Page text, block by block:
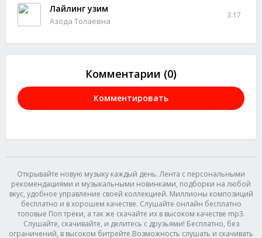
Лайлинг узим
Азода Толаевна
3:17
Комментарии (0)
Комментировать
Открывайте новую музыку каждый день. Лента с персональными
рекомендациями и музыкальными новинками, подборки на любой
вкус, удобное управление своей коллекцией. Миллионы композиций
бесплатно и в хорошем качестве. Слушайте онлайн бесплатно
топовые Поп треки, а так же скачайте их в высоком качестве mp3.
Слушайте, скачивайте, и делитесь с друзьями! Бесплатно, без
ограничений, в высоком битрейте.Возможность слушать и скачивать